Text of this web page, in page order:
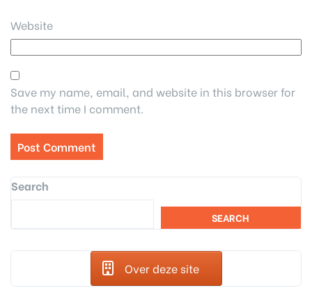
Website
Save my name, email, and website in this browser for
the next time I comment.
Search
SEARCH
Over deze site